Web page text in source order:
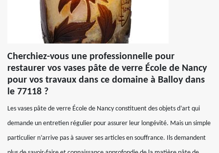
Cherchiez-vous une professionnelle pour
restaurer vos vases pâte de verre École de Nancy
pour vos travaux dans ce domaine à Balloy dans
le 77118 ?
Les vases pâte de verre École de Nancy constituent des objets d’art qui
demande un entretien régulier pour assurer leur longévité. Mais un simple
particulier n’arrive pas à sauver ses articles en souffrance. Ils demandent